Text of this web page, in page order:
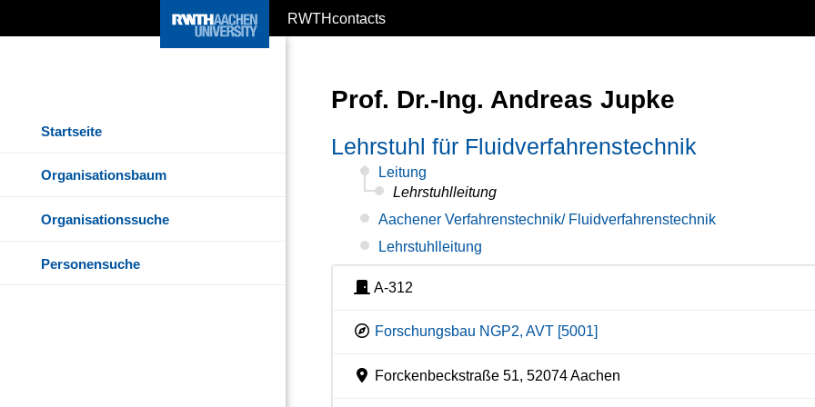
RWTHcontacts
Startseite
Organisationsbaum
Organisationssuche
Personensuche
Prof. Dr.-Ing. Andreas Jupke
Lehrstuhl für Fluidverfahrenstechnik
Leitung
Lehrstuhlleitung
Aachener Verfahrenstechnik/ Fluidverfahrenstechnik
Lehrstuhlleitung
A-312
Forschungsbau NGP2, AVT [5001]
Forckenbeckstraße 51, 52074 Aachen